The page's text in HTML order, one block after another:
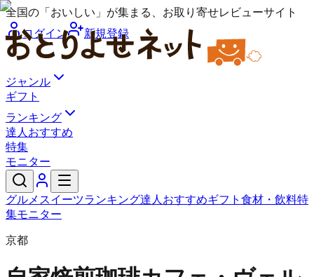
全国の「おいしい」が集まる、お取り寄せレビューサイト
ログイン
新規登録
ジャンル
ギフト
ランキング
達人おすすめ
特集
モニター
グルメ スイーツランキング達人おすすめギフト 食材・飲料特
集モニター
京都